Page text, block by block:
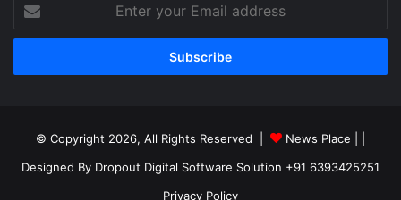
your
Email
© Copyright 2026, All Rights Reserved | News Place |
Designed By Dropout Digital Software Solution +91 6393425251
Privacy Policy